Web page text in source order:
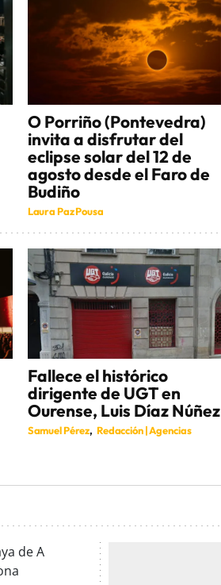
O Porriño (Pontevedra)
invita a disfrutar del
eclipse solar del 12 de
agosto desde el Faro de
Budiño
Laura Paz Pousa
Fallece el histórico
dirigente de UGT en
Ourense, Luis Díaz Núñez
Samuel Pérez Redacción | Agencias